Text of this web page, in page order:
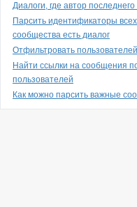
Диалоги, где автор
Парсить идентификаторы
сообщества есть диалог
Отфильтровать
Найти ссылки на сообщения
пользователей
Как можно парсить важные